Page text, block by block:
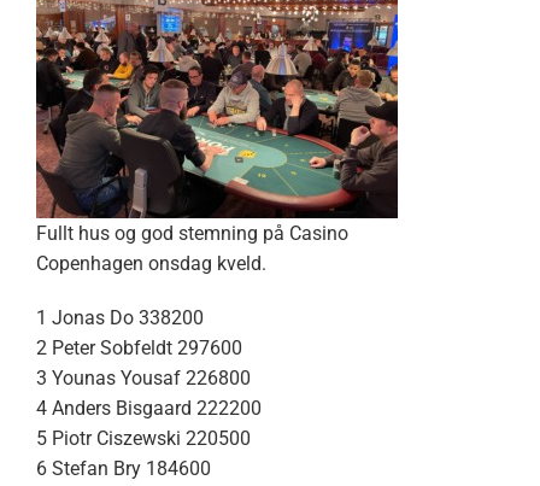
Fullt hus og god stemning på Casino
Copenhagen onsdag kveld.
1 Jonas Do 338200
2 Peter Sobfeldt 297600
3 Younas Yousaf 226800
4 Anders Bisgaard 222200
5 Piotr Ciszewski 220500
6 Stefan Bry 184600